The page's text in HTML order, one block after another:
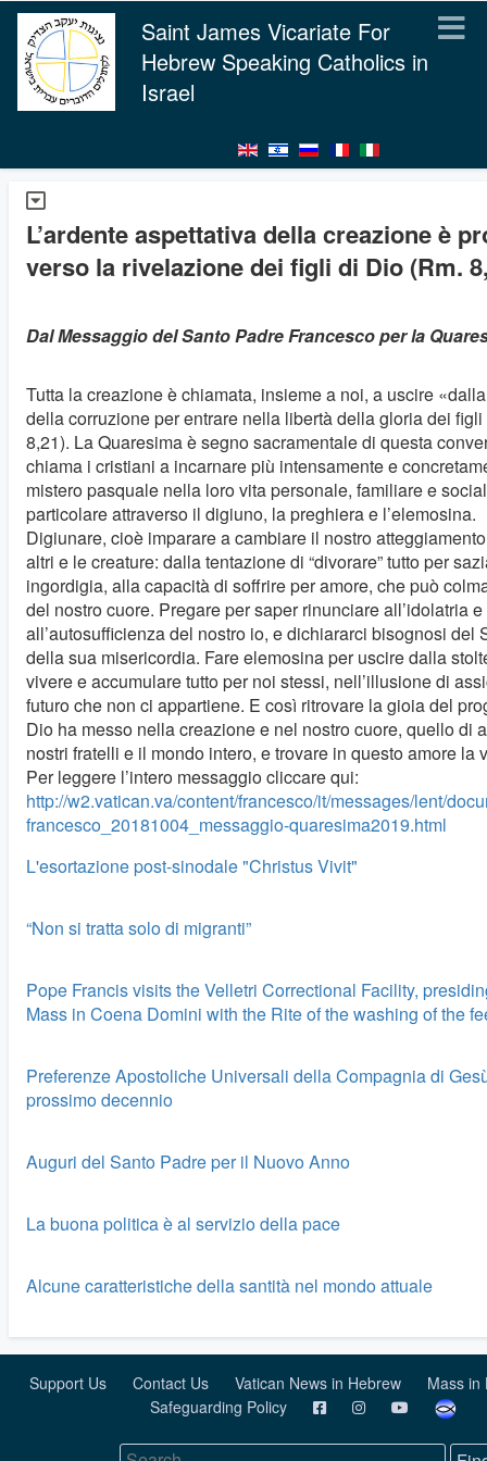
Saint James Vicariate For
Hebrew Speaking Catholics in
Israel
L’ardente aspettativa della creazione è
verso la rivelazione dei figli di Dio (Rm.
Dal Messaggio del Santo Padre Francesco per la
Tutta la creazione è chiamata, insieme a noi, a uscire
della corruzione per entrare nella libertà della gloria dei
8,21). La Quaresima è segno sacramentale di questa
chiama i cristiani a incarnare più intensamente e
mistero pasquale nella loro vita personale, familiare e
particolare attraverso il digiuno, la preghiera e l’elemosina.
Digiunare, cioè imparare a cambiare il nostro
altri e le creature: dalla tentazione di “divorare” tutto per
ingordigia, alla capacità di soffrire per amore, che può
del nostro cuore. Pregare per saper rinunciare all’idolatria e
all’autosufficienza del nostro io, e dichiararci bisognosi del
della sua misericordia. Fare elemosina per uscire dalla
vivere e accumulare tutto per noi stessi, nell’illusione di
futuro che non ci appartiene. E così ritrovare la gioia del
Dio ha messo nella creazione e nel nostro cuore, quello di
nostri fratelli e il mondo intero, e trovare in questo amore la
Per leggere l’intero messaggio cliccare qui:
http://w2.vatican.va/content/francesco/it/messages/lent/
francesco_20181004_messaggio-quaresima2019.html
L'esortazione post-sinodale "Christus Vivit"
“Non si tratta solo di migranti”
Pope Francis visits the Velletri Correctional Facility,
Mass in Coena Domini with the Rite of the washing of the
Preferenze Apostoliche Universali della Compagnia di
prossimo decennio
Auguri del Santo Padre per il Nuovo Anno
La buona politica è al servizio della pace
Alcune caratteristiche della santità nel mondo attuale
Support Us Contact Us Vatican News in Hebrew
Mass
Safeguarding Policy